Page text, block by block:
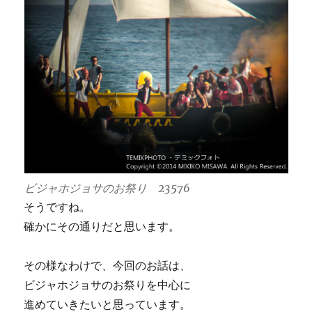
ビジャホジョサのお祭り 23576
そうですね。
確かにその通りだと思います。
その様なわけで、今回のお話は、
ビジャホジョサのお祭りを中心に
進めていきたいと思っています。